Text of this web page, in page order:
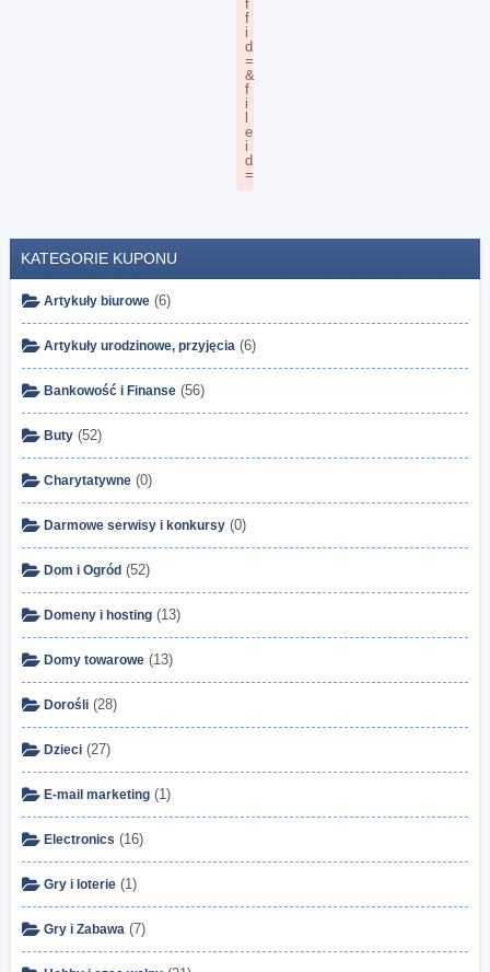
KATEGORIE KUPONU
Artykuły biurowe (6)
Artykuły urodzinowe, przyjęcia (6)
Bankowość i Finanse (56)
Buty (52)
Charytatywne (0)
Darmowe serwisy i konkursy (0)
Dom i Ogród (52)
Domeny i hosting (13)
Domy towarowe (13)
Dorośli (28)
Dzieci (27)
E-mail marketing (1)
Electronics (16)
Gry i loterie (1)
Gry i Zabawa (7)